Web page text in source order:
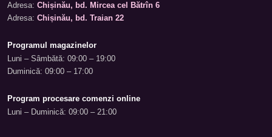
Adresa: Chișinău, bd. Mircea cel Bătrîn 6
Adresa: Chișinău, bd. Traian 22
Programul magazinelor
Luni – Sâmbătă: 09:00 – 19:00
Duminică: 09:00 – 17:00
Program procesare comenzi online
Luni – Duminică: 09:00 – 21:00